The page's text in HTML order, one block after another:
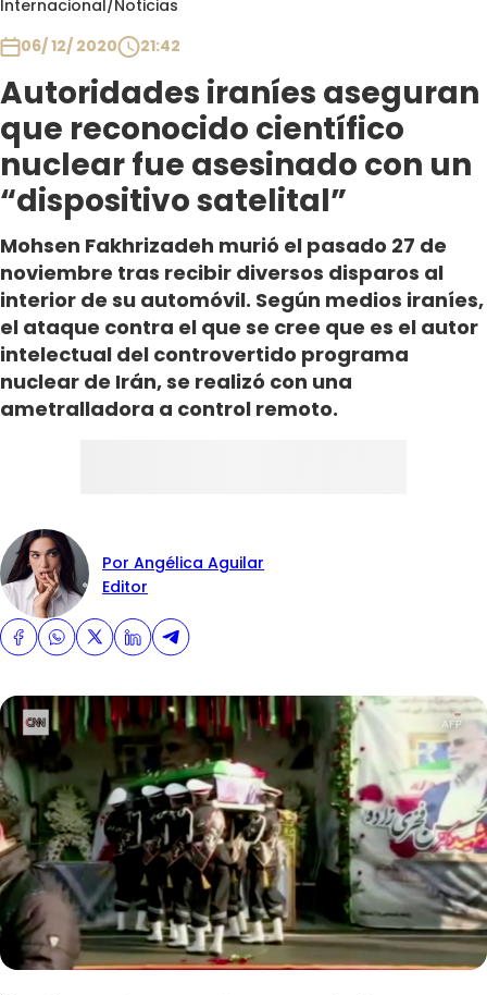
Internacional/Noticias
06/ 12/ 2020
21:42
Autoridades iraníes aseguran
que reconocido científico
nuclear fue asesinado con un
“dispositivo satelital”
Mohsen Fakhrizadeh murió el pasado 27 de
noviembre tras recibir diversos disparos al
interior de su automóvil. Según medios iraníes,
el ataque contra el que se cree que es el autor
intelectual del controvertido programa
nuclear de Irán, se realizó con una
ametralladora a control remoto.
Por Angélica Aguilar
Editor
Club De La Comedia
Contigo en Directo
Plan Perfecto
El Tiempo
Sabingo
Todos Los Programas